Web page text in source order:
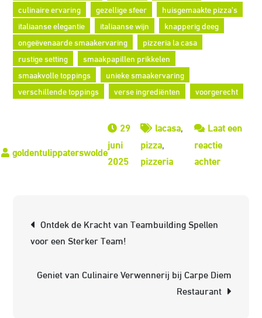
culinaire ervaring
gezellige sfeer
huisgemaakte pizza's
italiaanse elegantie
italiaanse wijn
knapperig deeg
ongeëvenaarde smaakervaring
pizzeria la casa
rustige setting
smaakpapillen prikkelen
smaakvolle toppings
unieke smaakervaring
verschillende toppings
verse ingrediënten voorgerecht
29
juni
2025
lacasa,
pizza,
pizzeria
Laat een
reactie
achterop
La
Casa
Ontdek de Kracht van Teambuilding Spellen
voor een Sterker Team!
Geniet van Culinaire Verwennerij bij Carpe Diem
Restaurant